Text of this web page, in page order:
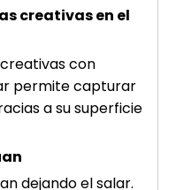
creativas en el
con
permite capturar
a su superficie
dejando el salar.